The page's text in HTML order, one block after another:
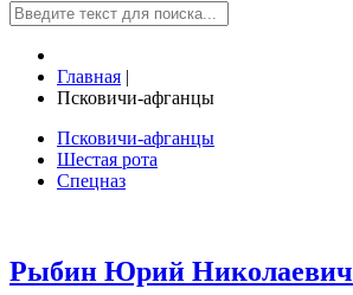
Главная |
Псковичи-афганцы
Псковичи-афганцы
Шестая рота
Спецназ
Рыбин Юрий Николаевич